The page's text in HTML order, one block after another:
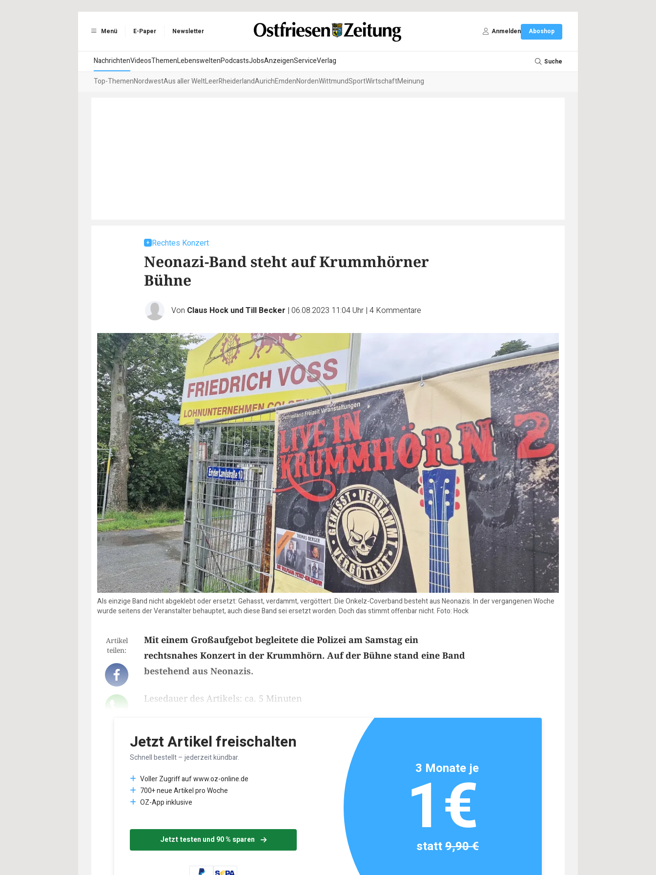
Menü E-Paper Newsletter Anmelden Aboshop
NachrichtenVideosThemenLebensweltenPodcastsJobsAnzeigenServiceVerlag Suche
Top-ThemenNordwestAus aller WeltLeerRheiderlandAurichEmdenNordenWittmundSportWirtschaftMeinung
Rechtes Konzert
Neonazi-Band steht auf Krummhörner
Bühne
Von Claus Hock und Till Becker | 06.08.2023 11:04 Uhr | 4 Kommentare
Als einzige Band nicht abgeklebt oder ersetzt: Gehasst, verdammt, vergöttert. Die Onkelz-Coverband besteht aus Neonazis. In der vergangenen Woche
wurde seitens der Veranstalter behauptet, auch diese Band sei ersetzt worden. Doch das stimmt offenbar nicht. Foto: Hock
Artikel
teilen:
Mit einem Großaufgebot begleitete die Polizei am Samstag ein
rechtsnahes Konzert in der Krummhörn. Auf der Bühne stand eine Band
bestehend aus Neonazis.
Lesedauer des Artikels: ca. 5 Minuten
Jetzt Artikel freischalten
Schnell bestellt – jederzeit kündbar.
Voller Zugriff auf www.oz-online.de
700+ neue Artikel pro Woche
OZ-App inklusive
Jetzt testen und 90 % sparen
3 Monate je
1€
statt9,90 €